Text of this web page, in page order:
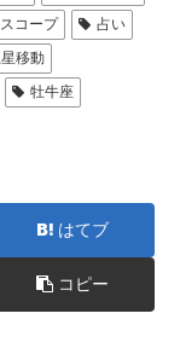
コープ
占い
移動
牡牛座
はてブ
コピー